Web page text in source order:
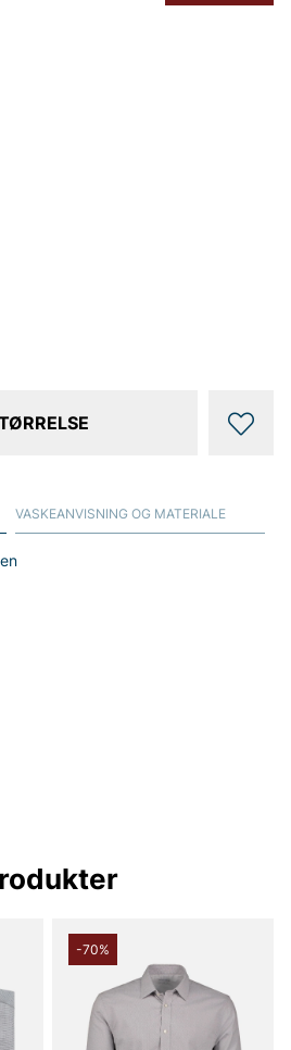
webshop. Besøg også vores butik i
VASKEANVISNING OG MATERIALE
-70%